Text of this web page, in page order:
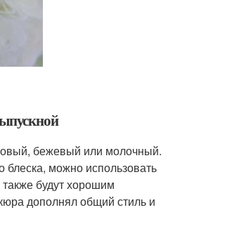
бежевый или молочный.
блеска, можно использовать
будут хорошим
дополнял общий стиль и